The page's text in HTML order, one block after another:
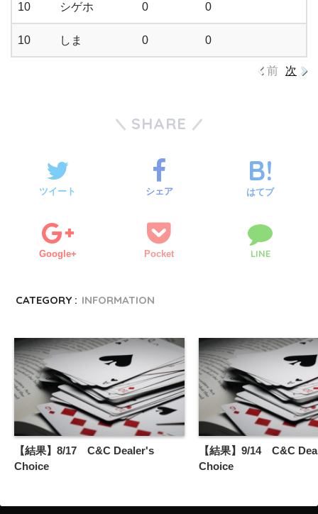
10 シゲホ 0 0
10 しま 0 0
前 次
SHARE
ツイート シェア はてブ
Google+ Pocket LINE
CATEGORY : INFORMATION
【結果】8/17 C&C Dealer's
Choice
【結果】9/14 C&C
Choice